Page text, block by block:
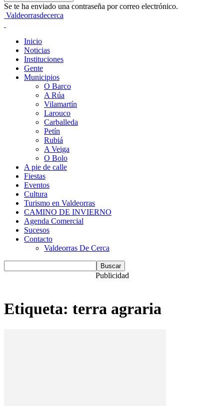
Se te ha enviado una contraseña por correo electrónico.
Valdeorrasdecerca
Inicio
Noticias
Instituciones
Gente
Municipios
O Barco
A Rúa
Vilamartín
Larouco
Carballeda
Petín
Rubiá
A Veiga
O Bolo
A pie de calle
Fiestas
Eventos
Cultura
Turismo en Valdeorras
CAMINO DE INVIERNO
Agenda Comercial
Sucesos
Contacto
Valdeorras De Cerca
Publicidad
Etiqueta: terra agraria